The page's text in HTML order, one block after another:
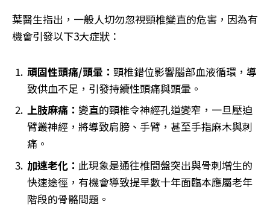
葉醫生指出，一般人切勿忽視頸椎變直的危害，因為有
機會引發以下3大症狀：
頑固性頭痛/頭暈： 頸椎錯位影響腦部血液循環，導
致供血不足，引發持續性頭痛與頭暈。
上肢麻痛： 變直的頸椎令神經孔道變窄，一旦壓迫
臂叢神經，將導致肩膀、手臂，甚至手指麻木與刺
痛。
加速老化： 此現象是通往椎間盤突出與骨刺增生的
快速途徑，有機會導致提早數十年面臨本應屬老年
階段的骨骼問題。